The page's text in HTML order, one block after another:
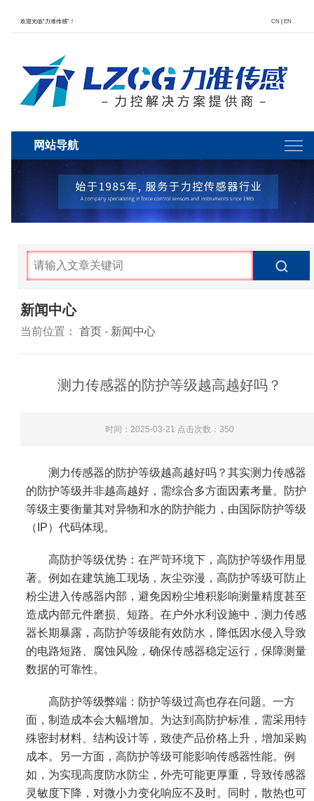
欢迎光临“力准传感”！ CN EN
网站导航
新闻中心
当前位置：首页 - 新闻中心
测力传感器的防护等级越高越好吗？
时间：2025-03-21 点击次数：350
测力传感器的防护等级越高越好吗？其实测力传感器
的防护等级并非越高越好，需综合多方面因素考量。防护
等级主要衡量其对异物和水的防护能力，由国际防护等级
（IP）代码体现。
高防护等级优势：在严苛环境下，高防护等级作用显
著。例如在建筑施工现场，灰尘弥漫，高防护等级可防止
粉尘进入传感器内部，避免因粉尘堆积影响测量精度甚至
造成内部元件磨损、短路。在户外水利设施中，测力传感
器长期暴露，高防护等级能有效防水，降低因水侵入导致
的电路短路、腐蚀风险，确保传感器稳定运行，保障测量
数据的可靠性。
高防护等级弊端：防护等级过高也存在问题。一方
面，制造成本会大幅增加。为达到高防护标准，需采用特
殊密封材料、结构设计等，致使产品价格上升，增加采购
成本。另一方面，高防护等级可能影响传感器性能。例
如，为实现高度防水防尘，外壳可能更厚重，导致传感器
灵敏度下降，对微小力变化响应不及时。同时，散热也可